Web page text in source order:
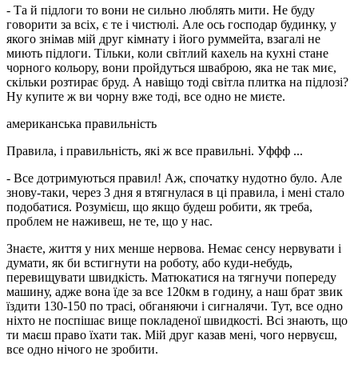
- Та й підлоги то вони не сильно люблять мити. Не буду
говорити за всіх, є те і чистюлі. Але ось господар будинку, у
якого знімав мій друг кімнату і його руммейта, взагалі не
миють підлоги. Тільки, коли світлий кахель на кухні стане
чорного кольору, вони пройдуться шваброю, яка не так миє,
скільки розтирає бруд. А навіщо тоді світла плитка на підлозі?
Ну купите ж ви чорну вже тоді, все одно не миєте.
американська правильність
Правила, і правильність, які ж все правильні. Уффф ...
- Все дотримуються правил! Аж, спочатку нудотно було. Але
знову-таки, через 3 дня я втягнулася в ці правила, і мені стало
подобатися. Розумієш, що якщо будеш робити, як треба,
проблем не наживеш, не те, що у нас.
Знаєте, життя у них менше нервова. Немає сенсу нервувати і
думати, як би встигнути на роботу, або куди-небудь,
перевищувати швидкість. Матюкатися на тягнучи попереду
машину, адже вона їде за все 120км в годину, а наш брат звик
їздити 130-150 по трасі, обганяючи і сигналячи. Тут, все одно
ніхто не поспішає вище покладеної швидкості. Всі знають, що
ти маєш право їхати так. Мій друг казав мені, чого нервуєш,
все одно нічого не зробити.